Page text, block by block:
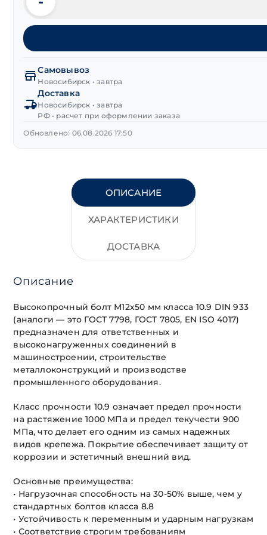
Количество
товара
Болт
шестигранная
высокопрочный
М12х50 мм
DIN 933
класс
прочности 10.9
оксид
Самовывоз
Новосибирск • завтра
Доставка
Новосибирск • завтра
РФ • расчет при оформлении заказа
Обновлено: 06.08.2026 17:50
ОПИСАНИЕ
ХАРАКТЕРИСТИКИ
ДОСТАВКА
Описание
Высокопрочный болт М12х50 мм класса 10.9 DIN 933
(аналоги — это ГОСТ 7798, ГОСТ 7805, EN ISO 4017)
предназначен для ответственных и
высоконагруженных соединений в
машиностроении, строительстве
металлоконструкций и производстве
промышленного оборудования.
Класс прочности 10.9 означает предел прочности
на растяжение 1000 МПа и предел текучести 900
МПа, что делает его одним из самых надежных
видов крепежа. Покрытие обеспечивает защиту от
коррозии и эстетичный внешний вид.
Основные преимущества:
• Нагрузочная способность на 30-50% выше, чем у
стандартных болтов класса 8.8
• Устойчивость к переменным и ударным нагрузкам
• Соответствие строгим требованиям